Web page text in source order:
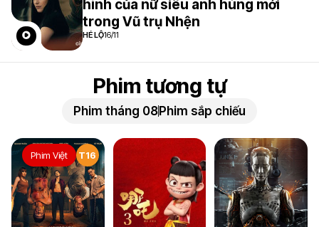
hình của nữ siêu anh hùng mới
trong Vũ trụ Nhện
HÉ LỘ16/11
Phim tương tự
Phim tháng 08 Phim sắp chiếu
Phim Việt T16